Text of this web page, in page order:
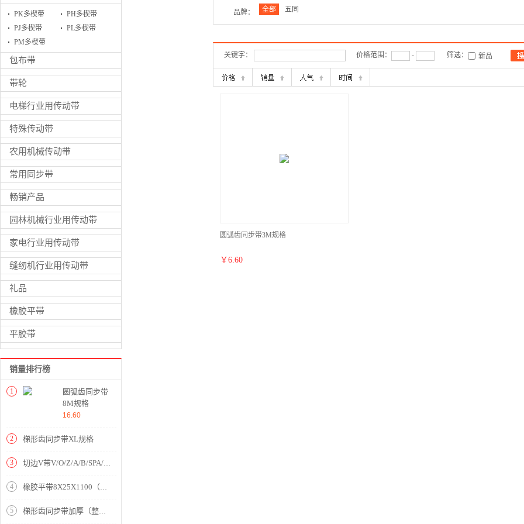
PK多楔带
PH多楔带
PJ多楔带
PL多楔带
PM多楔带
包布带
带轮
电梯行业用传动带
特殊传动带
农用机械传动带
常用同步带
畅销产品
园林机械行业用传动带
家电行业用传动带
缝纫机行业用传动带
礼品
橡胶平带
平胶带
销量排行榜
1
圆弧齿同步带
8M规格
16.60
2 梯形齿同步带XL规格
3 切边V带V/O/Z/A/B/SPA/SPB/SPZ
4 橡胶平带8X25X1100（整模起订）
5 梯形齿同步带加厚（整模起订）
品牌： 全部 五同
关键字： 价格范围： - 筛选： 新品
圆弧齿同步带3M规格
￥ 6.60